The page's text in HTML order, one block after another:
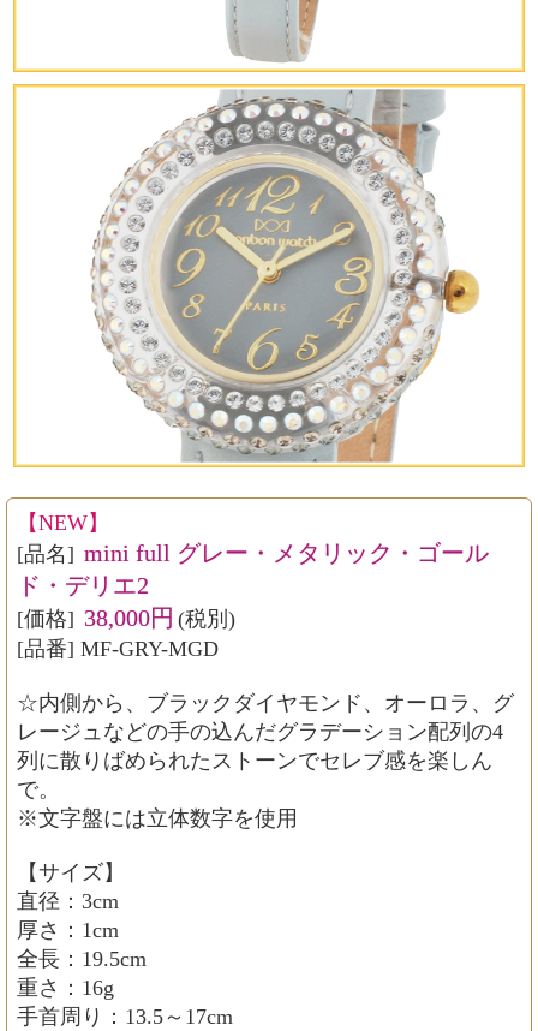
【NEW】
[品名] mini full グレー・メタリック・ゴール
ド・デリエ2
[価格] 38,000円 (税別)
[品番] MF-GRY-MGD
☆内側から、ブラックダイヤモンド、オーロラ、グ
レージュなどの手の込んだグラデーション配列の4
列に散りばめられたストーンでセレブ感を楽しん
で。
※文字盤には立体数字を使用
【サイズ】
直径：3cm
厚さ：1cm
全長：19.5cm
重さ：16g
手首周り：13.5～17cm